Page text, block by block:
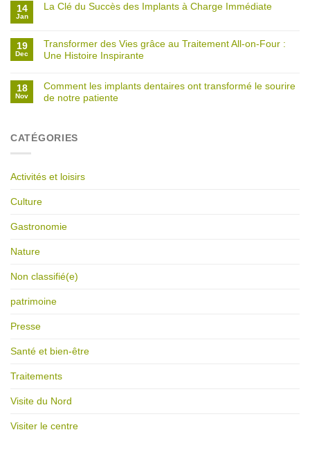
14
Jan
La Clé du Succès des Implants à Charge Immédiate
19
Dec
Transformer des Vies grâce au Traitement All-on-Four :
Une Histoire Inspirante
18
Nov
Comment les implants dentaires ont transformé le sourire
de notre patiente
CATÉGORIES
Activités et loisirs
Culture
Gastronomie
Nature
Non classifié(e)
patrimoine
Presse
Santé et bien-être
Traitements
Visite du Nord
Visiter le centre